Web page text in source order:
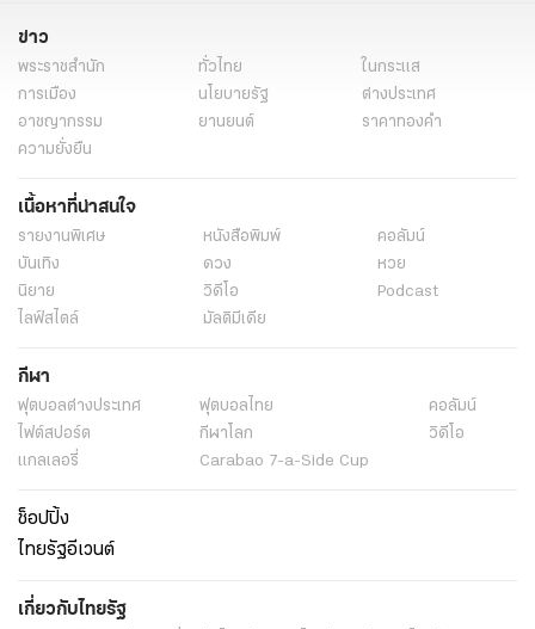
ข่าว
พระราชสำนัก ทั่วไทย
ในกระแส
การเมือง
นโยบายรัฐ
ต่างประเทศ
อาชญากรรม
ยานยนต์
ราคาทองคำ
ความยั่งยืน
เนื้อหาที่น่าสนใจ
รายงานพิเศษ หนังสือพิมพ์
คอลัมน์
บันเทิง
ดวง
หวย
นิยาย
วิดีโอ
Podcast
ไลฟ์สไตล์
มัลติมีเดีย
กีฬา
ฟุตบอลต่่างประเทศ ฟุตบอลไทย
คอลัมน์
ไฟต์สปอร์ต
กีฬาโลก
วิดีโอ
แกลเลอรี่
Carabao 7-a-Side Cup
ช็อปปิ้ง
ไทยรัฐอีเวนต์
เกี่ยวกับไทยรัฐ